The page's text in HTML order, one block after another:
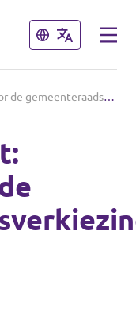
Sluiten
Sluiten
Volt in de krant: Ambities voor de gemeenteraadsverkiezingen in 2026